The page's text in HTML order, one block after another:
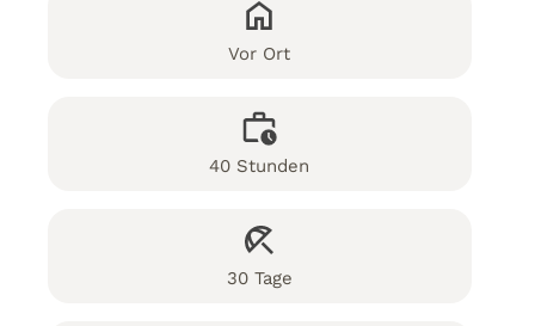
Vor Ort
40 Stunden
30 Tage